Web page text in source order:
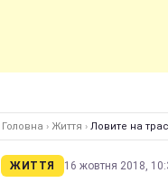
Головна › Життя › Ловите на
ЖИТТЯ 16 жовтня 2018,